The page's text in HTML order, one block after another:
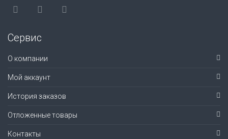
Сервис
О компании
Мой аккаунт
История заказов
Отложенные товары
Контакты